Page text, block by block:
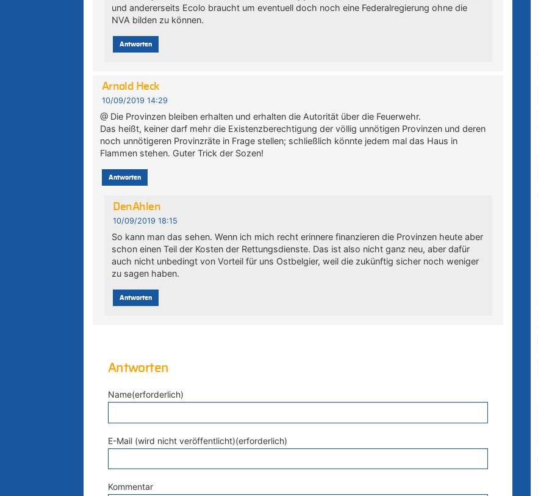
und andererseits Ecolo braucht um eventuell doch noch eine Federalregierung ohne die
NVA bilden zu können.
Antworten
Arnold Heck
10/09/2019 14:29
@ Die Provinzen bleiben erhalten und erhalten die Autorität über die Feuerwehr.
Das heißt, keiner darf mehr die Existenzberechtigung der völlig unnötigen Provinzen und deren
noch unnötigeren Provinzräte in Frage stellen; schließlich könnte jedem mal das Haus in
Flammen stehen. Guter Trick der Sozen!
Antworten
DenAhlen
10/09/2019 18:15
So kann man das sehen. Wenn ich mich recht erinnere finanzieren die Provinzen heute aber
schon einen Teil der Kosten der Rettungsdienste. Das ist also nicht ganz neu, aber dafür
auch nicht unbedingt von Vorteil für uns Ostbelgier, weil die zukünftig sicher noch weniger
zu sagen haben.
Antworten
Antworten
Name(erforderlich)
E-Mail (wird nicht veröffentlicht)(erforderlich)
Kommentar